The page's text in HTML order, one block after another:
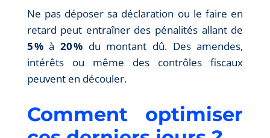
Ne pas déposer sa déclaration ou le faire en
retard peut entraîner des pénalités allant de
5 %à20 % du montant dû. Des amendes,
intérêts ou même des contrôles fiscaux
peuvent en découler.
Comment optimiser